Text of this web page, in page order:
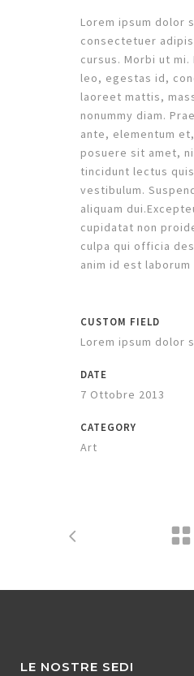
Lorem ipsum dolor
consectetuer
cursus. Morbi ut mi.
leo, egestas id,
laoreet mattis,
nonummy diam.
ante, elementum
posuere sit amet,
tincidunt lectus
vestibulum.
aliquam
cupidatat non
culpa qui officia
anim id est laborum
CUSTOM FIELD
Lorem ipsum dolor
DATE
7 Ottobre 2013
CATEGORY
Art
LE NOSTRE SEDI